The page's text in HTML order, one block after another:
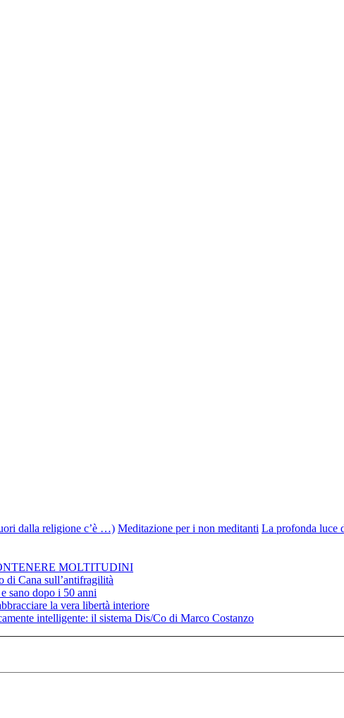
dalla religione c’è …) Meditazione per i non meditanti La profonda luce
MOLTITUDINI
di Cana sull’antifragilità
sano dopo i 50 anni
la vera libertà interiore
intelligente: il sistema Dis/Co di Marco Costanzo